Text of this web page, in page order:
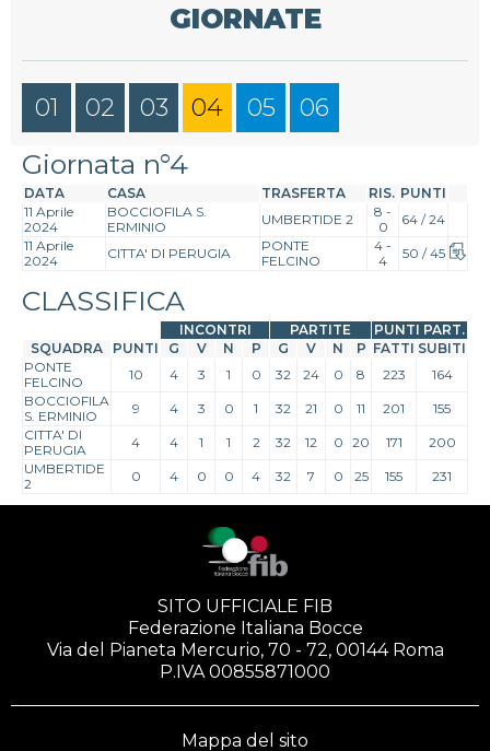
GIORNATE
01 02 03 04 05 06
Giornata n°4
DATA CASA TRASFERTA RIS. PUNTI
11 Aprile
2024
BOCCIOFILA S.
ERMINIO
UMBERTIDE 2
8 -
0
64 / 24
11 Aprile
2024
CITTA' DI PERUGIA
PONTE
FELCINO
4 -
4
50 / 45
CLASSIFICA
INCONTRI PARTITE
PUNTI PART.
SQUADRA
PUNTI G V N P G V N P FATTI SUBITI
PONTE
FELCINO
10 4 3 1 0 32 24 0 8 223
164
BOCCIOFILA
S. ERMINIO
9 4 3 0 1 32 21 0 11 201
155
CITTA' DI
PERUGIA
4 4 1 1 2 32 12 0 20 171
200
UMBERTIDE
2
0 4 0 0 4 32 7 0 25 155 231
SITO UFFICIALE FIB
Federazione Italiana Bocce
Via del Pianeta Mercurio, 70 - 72, 00144 Roma
P.IVA 00855871000
Mappa del sito